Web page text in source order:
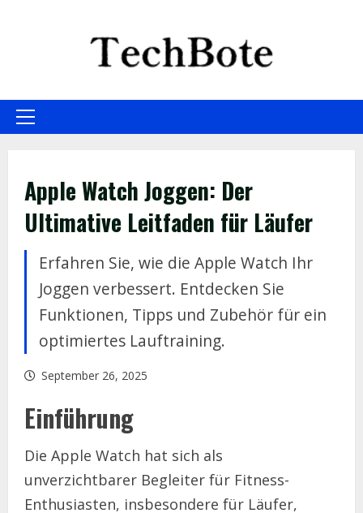
Primary
Apple Watch Joggen: Der
Ultimative Leitfaden für Läufer
Erfahren Sie, wie die Apple Watch Ihr
Joggen verbessert. Entdecken Sie
Funktionen, Tipps und Zubehör für ein
optimiertes Lauftraining.
September 26, 2025
Einführung
Die Apple Watch hat sich als
unverzichtbarer Begleiter für Fitness-
Enthusiasten, insbesondere für Läufer,